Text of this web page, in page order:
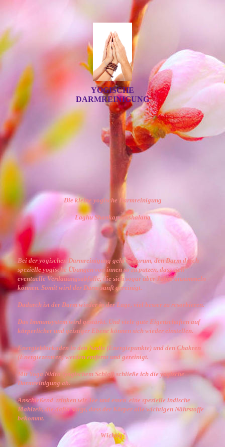
YOGISCHE
DARMREINIGUNG
Die kleine yogische Darmreinigung
Laghu Shankaprakshalana
Bei der yogischen Darmreinigung geht es darum, den Darm durch
spezielle yogische Übungen von innen so zu putzen, dass sich
eventuelle Verdauungsabfälle, die sich sogar über Jahre ansammeln
können. Somit wird der Darm sanft gereinigt.
Dadurch ist der Darm wieder in der Lage, viel besser zu resorbieren.
Das Immunsystem wird gestärkt. Und viele gute Eigenschaften auf
körperlicher und geistiger Ebene können sich wieder einstellen.
Energieblockaden in den Nadis (Energiepunkte) und den Chakren
(Energiezentren) werden entfernt und gereinigt.
Mit Yoga Nidra (yogischem Schlaf) schließe ich die yogische
Darmreinigung ab.
Anschießend trinken wir Tee und essen eine spezielle indische
Mahlzeit, die dafür sorgt, dass der Körper alle wichtigen Nährstoffe
bekommt.
Wichtig!